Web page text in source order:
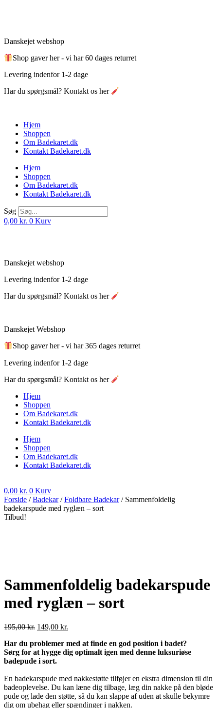
Danskejet webshop
Shop gaver her - vi har 60 dages returret
Levering indenfor 1-2 dage
Har du spørgsmål? Kontakt os her
Hjem
Shoppen
Om Badekaret.dk
Kontakt Badekaret.dk
Hjem
Shoppen
Om Badekaret.dk
Kontakt Badekaret.dk
Søg
0,00 kr. 0 Kurv
Danskejet webshop
Levering indenfor 1-2 dage
Har du spørgsmål? Kontakt os her
Danskejet Webshop
Shop gaver her - vi har 365 dages returret
Levering indenfor 1-2 dage
Har du spørgsmål? Kontakt os her
Hjem
Shoppen
Om Badekaret.dk
Kontakt Badekaret.dk
Hjem
Shoppen
Om Badekaret.dk
Kontakt Badekaret.dk
0,00 kr. 0 Kurv
Forside /Badekar/Foldbare Badekar/ Sammenfoldelig
badekarspude med ryglæn – sort
Tilbud!
Sammenfoldelig badekarspude
med ryglæn – sort
195,00kr. Den
pris
var:
195,00 kr..
149,00 kr.
pris
er:
Har du problemer med at finde en god position i badet?
Sørg for at hygge dig optimalt igen med denne luksuriøse
badepude i sort.
En badekarspude med nakkestøtte tilføjer en ekstra dimension til din
badeoplevelse. Du kan læne dig tilbage, læg din nakke på den bløde
pude og lade den støtte, så du kan slappe af uden at skulle bekymre
dig om ubehag eller spændinger i nakken.